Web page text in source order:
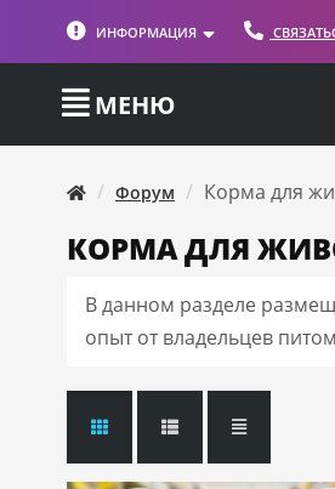
ИНФОРМАЦИЯ
МЕНЮ
Форум Корма для
КОРМА ДЛЯ
В данном разделе
опыт от владельцев